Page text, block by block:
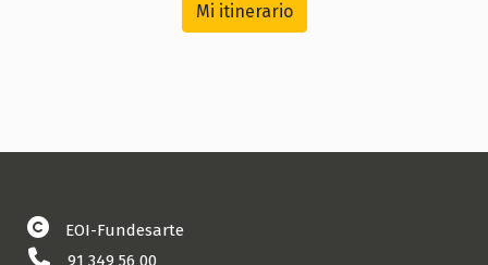
Mi itinerario
EOI-Fundesarte
91 349 56 00